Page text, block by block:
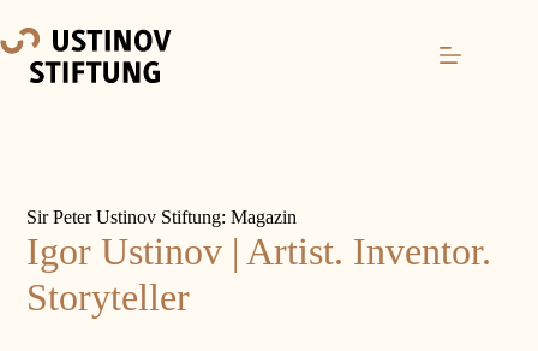
Sir Peter Ustinov Stiftung: Magazin
Igor Ustinov | Artist. Inventor.
Storyteller